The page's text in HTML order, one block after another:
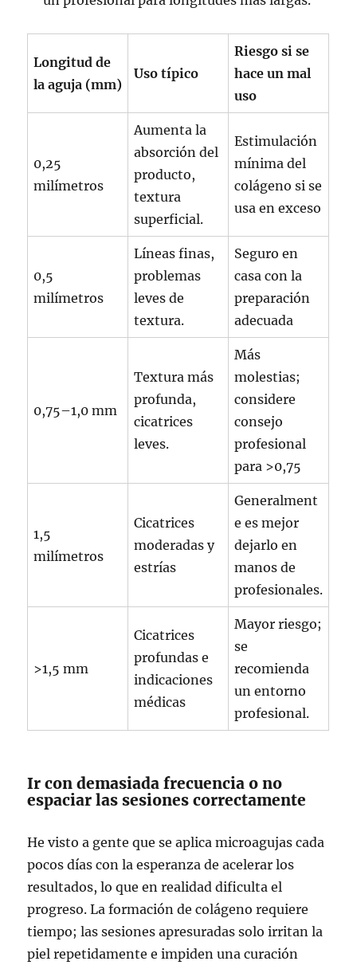
Longitud de
la aguja (mm)
Uso típico
Riesgo si se
hace un mal
uso
0,25
milímetros
Aumenta la
absorción del
producto,
textura
superficial.
Estimulación
mínima del
colágeno si se
usa en exceso
0,5
milímetros
Líneas finas,
problemas
leves de
textura.
Seguro en
casa con la
preparación
adecuada
0,75–1,0 mm
Textura más
profunda,
cicatrices
leves.
Más
molestias;
considere
consejo
profesional
para >0,75
1,5
milímetros
Cicatrices
moderadas y
estrías
Generalment
e es mejor
dejarlo en
manos de
profesionales.
>1,5 mm
Cicatrices
profundas e
indicaciones
médicas
Mayor riesgo;
se
recomienda
un entorno
profesional.
Ir con demasiada frecuencia o no
espaciar las sesiones correctamente
He visto a gente que se aplica microagujas cada
pocos días con la esperanza de acelerar los
resultados, lo que en realidad dificulta el
progreso. La formación de colágeno requiere
tiempo; las sesiones apresuradas solo irritan la
piel repetidamente e impiden una curación